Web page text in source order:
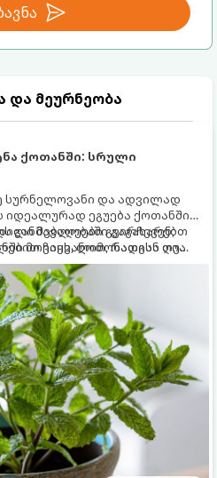
და მეურნეობა
ქოთანში: სრული
სურნელოვანი და ადვილად
იდეალურად ეგუება ქოთანში
მებაღეები გვირჩევენ,
მოვიყვანოთ, რადგან ღია
ის ფესვებით ძალიან
მცენარეებს ავიწროებს.
განმავლობაში გაგახარებთ
ჩაის, ლიმონათისა თუ